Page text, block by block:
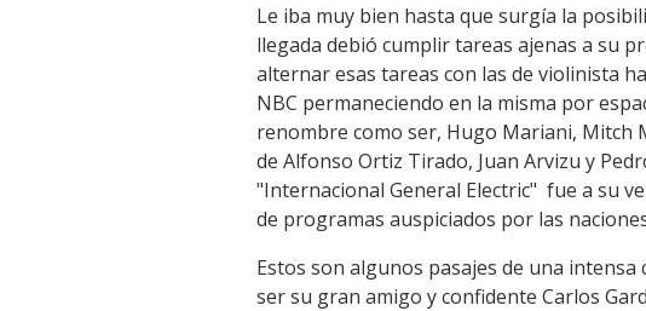
Le iba muy bien hasta que surgía la
llegada debió cumplir tareas ajenas a su
alternar esas tareas con las de violinista
NBC permaneciendo en la misma por
renombre como ser, Hugo Mariani, Mitch
de Alfonso Ortiz Tirado, Juan Arvizu y
"Internacional General Electric" fue a su
de programas auspiciados por las
Estos son algunos pasajes de una
ser su gran amigo y confidente Carlos